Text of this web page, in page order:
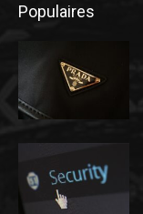
Populaires